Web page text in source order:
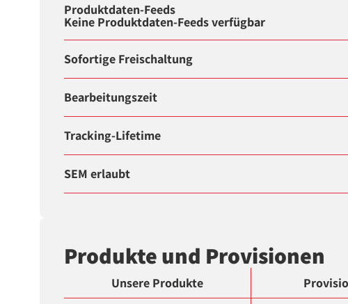
Produktdaten-Feeds
Keine Produktdaten-Feeds verfügbar
Sofortige Freischaltung
Bearbeitungszeit
Tracking-Lifetime
SEM erlaubt
Produkte und Provisionen
Unsere Produkte